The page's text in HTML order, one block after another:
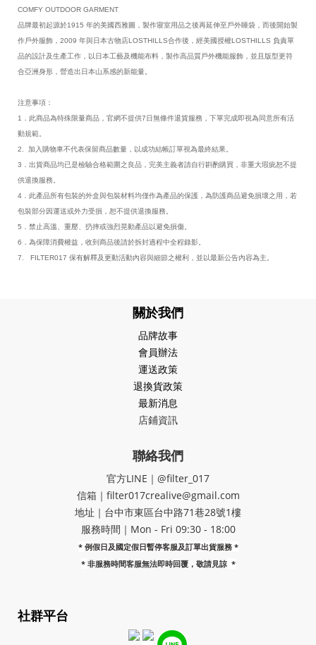
COMFY OUTDOOR GARMENT
品牌最初起源於1915 年的美國西雅圖，製作寢室用品之後再延伸至戶外睡袋，而後開始製
作戶外服飾， 2009 年與日本古物店LOSTHILLS合作後，經美國授權LOSTHILLS 負責單
品的設計及生產工作，以日本工藝及機能布料，製作高品質戶外機能服飾，並且版型更符
合亞洲身形，營造出日本山系感的新能量。
注意事項：
1．此商品為特殊限量商品，官網不提供7日無條件退貨服務，下單完成即視為同意所有活
動規範。
2. 加入購物車不代表保留商品數量，以成功結帳訂單視為最終結果。
3．出貨商品均已是檢驗合格範圍之良品，完美主義者請自行斟酌購買，非重大瑕疵恕不提
供退換服務。
4．此產品所有包裝的外盒與包裝材料均僅作為產品的保護，為防護商品避免損壞之用，若
包裝部分因運送或外力受損，恕不提供退換服務。
5．禁止高溫、重壓、扔摔或強烈晃動產品以避免損傷。
6．為保障消費權益，收到商品後請於拆封過程中全程錄影。
7. FILTER017 保有解釋及更動活動內容與細節之權利，並以最新公告內容為主。
關於我們
品牌故事
會員辦法
運送政策
退換貨政策
最新消息
店鋪資訊
聯絡我們
官方LINE｜@filter_017
信箱｜filter017crealive@gmail.com
地址｜​台中市東區台中路71巷28號1樓
服務時間｜Mon - Fri 09:30 - 18:00
* 例假日及國定假日暫停客服及訂單出貨服務 *
* 非服務時間客服無法即時回覆，敬請見諒 *
社群平台